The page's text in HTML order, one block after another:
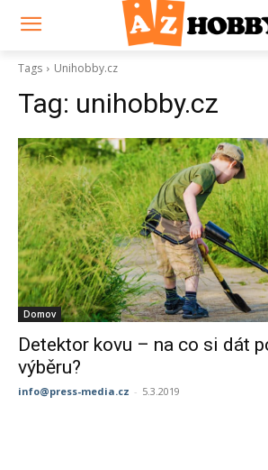
Tags Unihobby.cz
Tag: unihobby.cz
Domov
Detektor kovu – na co si dát
výběru?
info@press-media.cz - 5.3.2019